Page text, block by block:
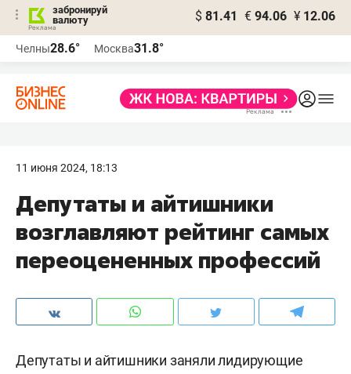
забронируй
валюту
$ 81.41 € 94.06 ¥ 12.06
Челны28.6° Москва31.8°
11 июня 2024, 18:13
Депутаты и айтишники
возглавляют рейтинг самых
переоцененных профессий
Депутаты и айтишники заняли лидирующие